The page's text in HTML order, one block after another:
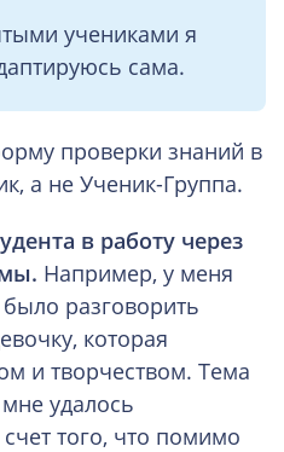
учениками я
сама.
проверки знаний в
а не Ученик-Группа.
в работу через
Например, у меня
разговорить
которая
и творчеством. Тема
удалось
того, что помимо